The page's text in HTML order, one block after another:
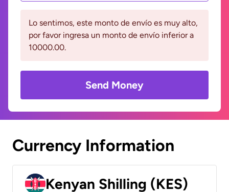
Lo sentimos, este monto de envío es muy alto,
por favor ingresa un monto de envío inferior a
10000.00.
Send Money
Currency Information
Kenyan Shilling (KES)